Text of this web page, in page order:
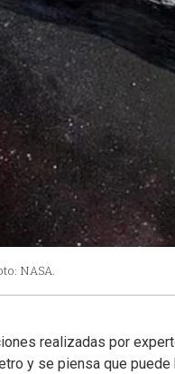
NASA.
realizadas por
y se piensa que